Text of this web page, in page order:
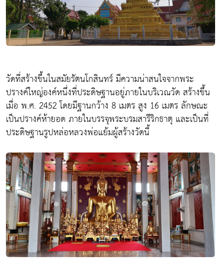
วัดที่สร้างขึ้นในสมัยรัตนโกสินทร์ มีความน่าสนใจจากพระ
ปรางค์ใหญ่องค์หนึ่งที่ประดิษฐานอยู่ภายในบริเวณวัด สร้างขึ้น
เมื่อ พ.ศ. 2452 โดยมีฐานกว้าง 8 เมตร สูง 16 เมตร ลักษณะ
เป็นปรางค์ห้ายอด ภายในบรรจุพระบรมสารีริกธาตุ และเป็นที่
ประดิษฐานรูปหล่อหลวงพ่อแย้มผู้สร้างวัดนี้